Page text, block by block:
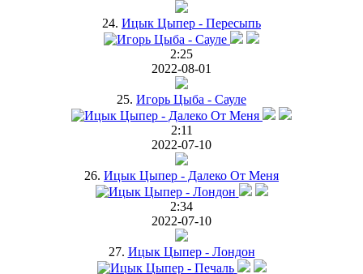
24. Ицык Цыпер - Пересыпь
2:25
2022-08-01
25. Игорь Цыба - Сауле
2:11
2022-07-10
26. Ицык Цыпер - Далеко От Меня
2:34
2022-07-10
27. Ицык Цыпер - Лондон